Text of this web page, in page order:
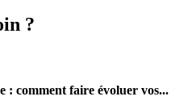
?
: comment faire évoluer vos...